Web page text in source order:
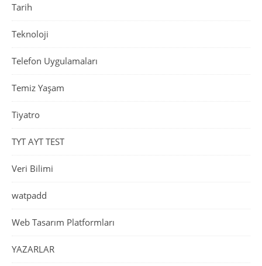
Tarih
Teknoloji
Telefon Uygulamaları
Temiz Yaşam
Tiyatro
TYT AYT TEST
Veri Bilimi
watpadd
Web Tasarım Platformları
YAZARLAR